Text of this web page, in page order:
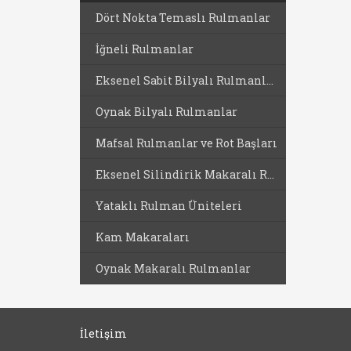
Dört Nokta Temaslı Rulmanlar
İğneli Rulmanlar
Eksenel Sabit Bilyalı Rulmanlar
Oynak Bilyalı Rulmanlar
Mafsal Rulmanlar ve Rot Başları
Eksenel Silindirik Makaralı Rulmanlar
Yataklı Rulman Üniteleri
Kam Makaraları
Oynak Makaralı Rulmanlar
İletişim